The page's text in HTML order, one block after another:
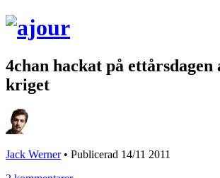
4chan hackat på
kriget
Jack Werner• Publicerad 14/11 2011